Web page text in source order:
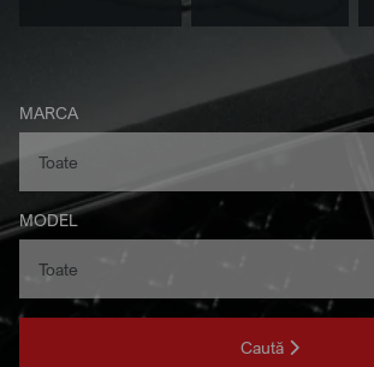
MARCA
MODEL
Caută